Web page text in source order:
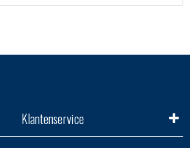
Klantenservice